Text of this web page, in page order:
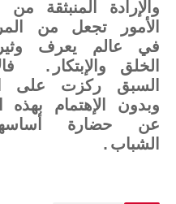
والإرادة المنبثقة
الأمور تجعل من
في عالم يعرف
الخلق والإبتكار.
السبق ركزت على
وبدون الإهتمام بهذه
عن حضارة
الشباب.